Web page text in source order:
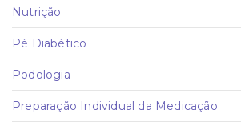
Nutrição
Pé Diabético
Podologia
Preparação Individual da Medicação